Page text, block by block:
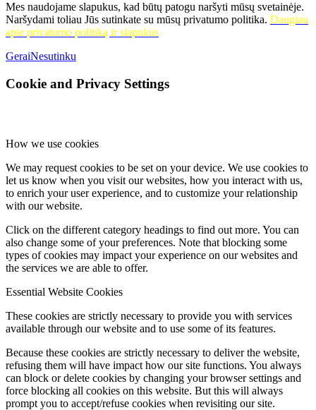
Mes naudojame slapukus, kad būtų patogu naršyti mūsų svetainėje.
Naršydami toliau Jūs sutinkate su mūsų privatumo politika. Daugiau
apie privatumo politiką ir slapukus
GeraiNesutinku
Cookie and Privacy Settings
How we use cookies
We may request cookies to be set on your device. We use cookies to
let us know when you visit our websites, how you interact with us,
to enrich your user experience, and to customize your relationship
with our website.
Click on the different category headings to find out more. You can
also change some of your preferences. Note that blocking some
types of cookies may impact your experience on our websites and
the services we are able to offer.
Essential Website Cookies
These cookies are strictly necessary to provide you with services
available through our website and to use some of its features.
Because these cookies are strictly necessary to deliver the website,
refusing them will have impact how our site functions. You always
can block or delete cookies by changing your browser settings and
force blocking all cookies on this website. But this will always
prompt you to accept/refuse cookies when revisiting our site.